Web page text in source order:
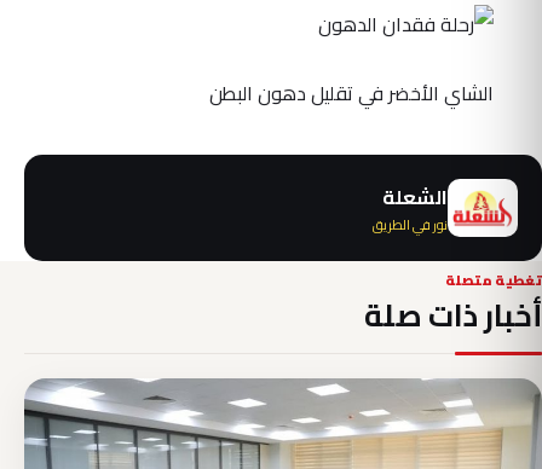
الشاي الأخضر في تقليل دهون البطن
الشعلة
نور في الطريق
تغطية متصلة
أخبار ذات صلة